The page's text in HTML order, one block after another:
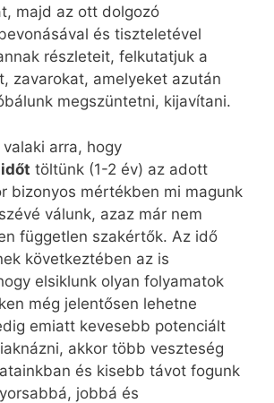
majd az ott dolgozó
és tiszteletével
részleteit, felkutatjuk a
zavarokat, amelyeket azután
megszüntetni, kijavítani.
arra, hogy
időt töltünk (1-2 év) az adott
bizonyos mértékben mi magunk
válunk, azaz már nem
független szakértők. Az idő
következtében az is
elsiklunk olyan folyamatok
még jelentősen lehetne
emiatt kevesebb potenciált
akkor több veszteség
és kisebb távot fogunk
jobbá és